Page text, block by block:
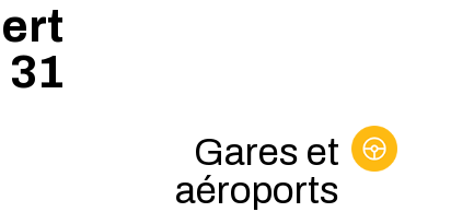
Gares et
aéroports